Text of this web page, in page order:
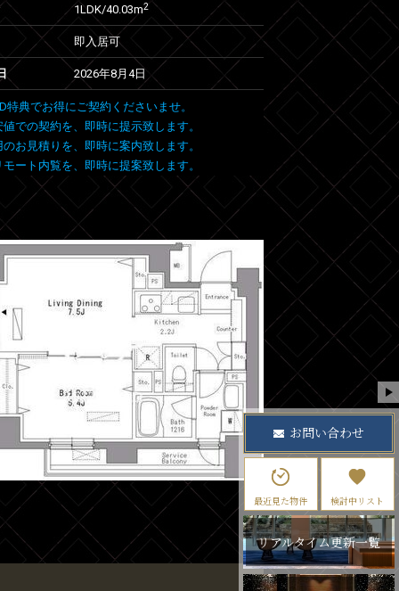
1LDK/40.03m2
即入居可
2026年8月4日
特典でお得にご契約くださいませ。
での契約を、即時に提示致します。
お見積りを、即時に案内致します。
ート内覧を、即時に提案致します。
お問い合わせ
最近見た物件 検討中リスト
リアルタイム更新一覧